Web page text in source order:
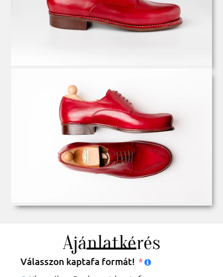
Ajánlatkérés
Válasszon kaptafa formát!